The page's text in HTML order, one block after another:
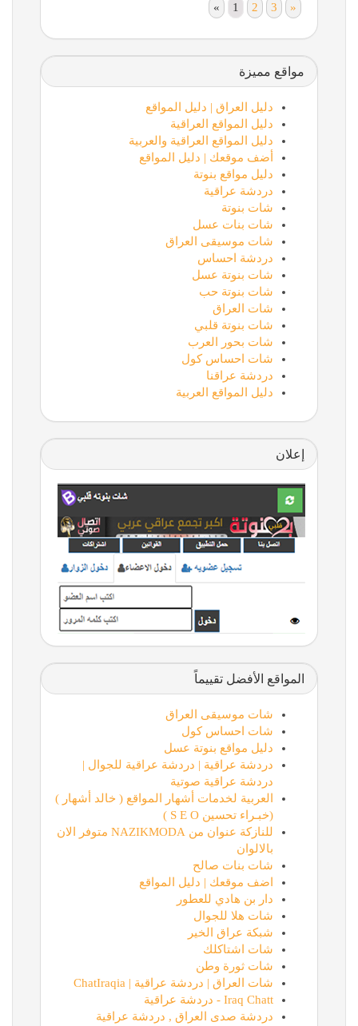
« 1 2 3 »
مواقع مميزة
دليل العراق | دليل المواقع
دليل المواقع العراقية
دليل المواقع العراقية والعربية
أضف موقعك | دليل المواقع
دليل مواقع بنوتة
دردشة عراقية
شات بنوتة
شات بنات عسل
شات موسيقى العراق
دردشة احساس
شات بنوتة عسل
شات بنوتة حب
شات العراق
شات بنوتة قلبي
شات بحور العرب
شات احساس كول
دردشة عراقنا
دليل المواقع العربية
إعلان
المواقع الأفضل تقييماً
شات موسيقى العراق
شات احساس كول
دليل مواقع بنوتة عسل
دردشة عراقية | دردشة عراقية للجوال |
دردشة عراقية صوتية
العربية لخدمات أشهار المواقع ( خالد أشهار )
(خبـراء تحسين S E O )
للنازكة عنوان من NAZIKMODA متوفر الان
بالالوان
شات بنات صالح
اضف موقعك | دليل المواقع
دار بن هادي للعطور
شات هلا للجوال
شبكة عراق الخير
شات اشتاكلك
شات ثورة وطن
شات العراق | دردشة عراقية | ChatIraqia
Iraq Chatt - دردشة عراقية
دردشة صدى العراق , دردشة عراقية